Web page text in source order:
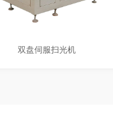
双盘伺服扫光机